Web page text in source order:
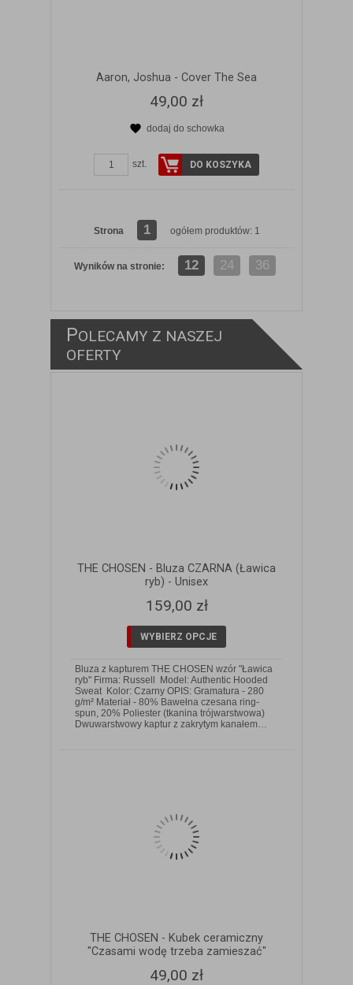
Aaron, Joshua - Cover The Sea
49,00 zł
dodaj do schowka
szt. DO KOSZYKA
Strona 1 ogółem produktów: 1
Wyników na stronie: 12 24 36
POLECAMY Z NASZEJ
OFERTY
ZOBACZ SZCZEGÓŁY
THE CHOSEN - Bluza CZARNA (Ławica
ryb) - Unisex
159,00 zł
WYBIERZ OPCJE
Bluza z kapturem THE CHOSEN wzór "Ławica
ryb" Firma: Russell Model: Authentic Hooded
Sweat Kolor: Czarny OPIS: Gramatura - 280
g/m² Materiał - 80% Bawełna czesana ring-
spun, 20% Poliester (tkanina trójwarstwowa)
Dwuwarstwowy kaptur z zakrytym kanałem…
ZOBACZ SZCZEGÓŁY
THE CHOSEN - Kubek ceramiczny
"Czasami wodę trzeba zamieszać"
49,00 zł